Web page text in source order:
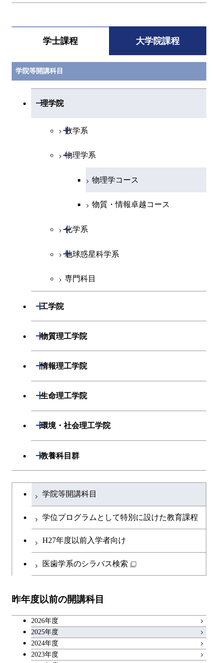
学士課程 大学院課程
学院等開講科目
理学院
開閉
数学系
開閉
数学コース
物理学系
開閉
物理学コース
物質・情報卓越コース
化学系
開閉
化学コース
エネルギーコース
地球惑星科学系
開閉
地球惑星科学コース
専門科目
工学院
開閉
機械系
開閉
エネルギーコース
エンジニアリングデザイン
ライフエンジニアリングコ
ース
原子核工学コース
人間医療科学技術コース
システム制御コース
コース
電気電子系
開閉
エネルギーコース
ライフエンジニアリングコ
ース
原子核工学コース
人間医療科学技術コース
物質・情報卓越コース
情報通信コース
コース
ライフエンジニアリングコ
ース
人間医療科学技術コース
経営工学系
開閉
エンジニアリングデザイン
コース
専門科目
物質理工学院
開閉
材料系
開閉
エネルギーコース
原子核工学コース
人間医療科学技術コース
応用化学コース
ース
原子核工学コース
物質・情報卓越コース
専門科目
情報理工学院
開閉
数理・計算科学系
開閉
知能情報コース
情報工学コース
知能情報コース
エネルギー・情報コース
人間医療科学技術コース
物質・情報卓越コース
専門科目
生命理工学院
開閉
生命理工学系
開閉
ライフエンジニアリングコ
ース
地球生命コース
物質・情報卓越コース
環境・社会理工学院
開閉
建築学系
開閉
コース
都市・環境学コース
エンジニアリングデザイン
コース
都市・環境学コース
開閉
地球環境共創コース
エネルギーコース
エネルギー・情報コース
エンジニアリングデザイン
原子核工学コース
社会・人間科学系
社会・人間科学コース
イノベーション科学系
イノベーション科学コース
人間医療科学技術コース
技術経営専門職学位課程
開閉
技術経営専門職学位課程
専門科目
教養科目群
開閉
文系教養科目
英語科目
第二外国語科目
キャリア科目
大学院課程を切り替える
学院等開講科目
学位プログラムとして特別に設けた教育課程
H27年度以前入学者向け
医歯学系のシラバス検索
昨年度以前の開講科目
2026年度
2025年度
2024年度
2023年度